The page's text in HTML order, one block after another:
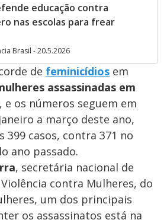
educação contra
nas escolas para frear
Brasil - 20.5.2026
de feminicídios em
assassinadas em
, e os números seguem em
a março deste ano,
casos, contra 371 no
ano passado.
, secretária nacional de
contra Mulheres, do
um dos principais
os assassinatos está na